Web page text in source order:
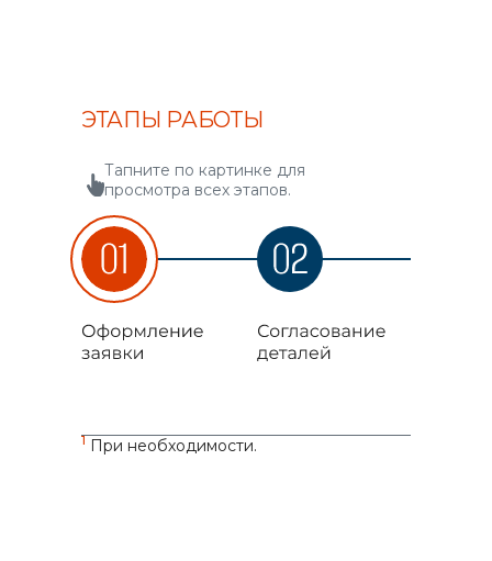
Тапните по картинке для
просмотра всех этапов.
ЭТАПЫ РАБОТЫ
1 При необходимости.